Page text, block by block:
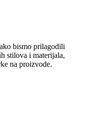
bismo prilagodili
stilova i materijala,
na proizvode.